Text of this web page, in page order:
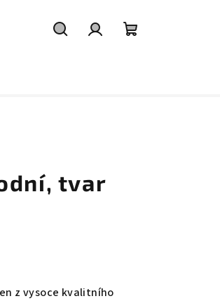
tvar
z vysoce kvalitního